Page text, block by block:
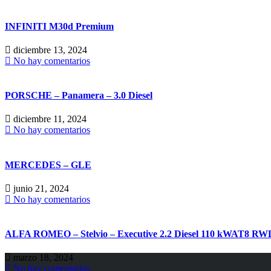
INFINITI M30d Premium
diciembre 13, 2024
No hay comentarios
PORSCHE – Panamera – 3.0 Diesel
diciembre 11, 2024
No hay comentarios
MERCEDES – GLE
junio 21, 2024
No hay comentarios
ALFA ROMEO – Stelvio – Executive 2.2 Diesel 110 kWAT8
marzo 18, 2024
No hay comentarios